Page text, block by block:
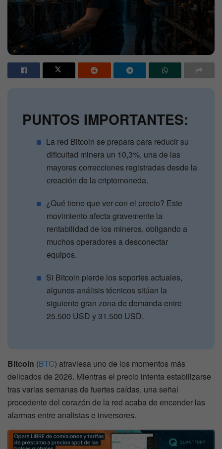
PUNTOS IMPORTANTES:
La red Bitcoin se prepara para reducir su
dificultad minera un 10,3%, una de las
mayores correcciones registradas desde la
creación de la criptomoneda.
¿Qué tiene que ver con el precio? Este
movimiento afecta gravemente la
rentabilidad de los mineros, obligando a
muchos operadores a desconectar
equipos.
Si Bitcoin pierde los soportes actuales,
algunos análisis técnicos sitúan la
siguiente gran zona de demanda entre
25.500 USD y 31.500 USD.
Bitcoin (BTC) atraviesa uno de los momentos más
delicados de 2026. Mientras el precio intenta estabilizarse
tras varias semanas de fuertes caídas, una señal
procedente del corazón de la red acaba de encender las
alarmas entre analistas e inversores.